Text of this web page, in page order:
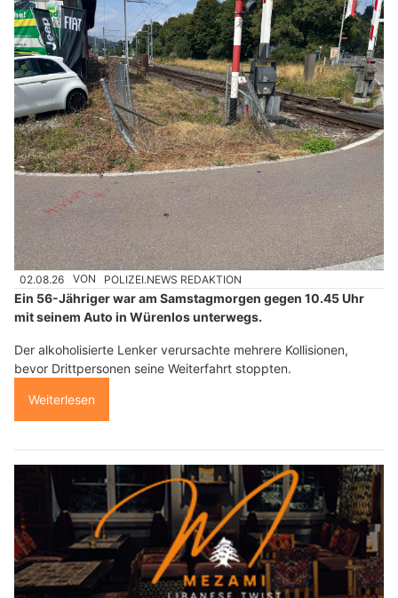
02.08.26 VON POLIZEI.NEWS REDAKTION
Ein 56-Jähriger war am Samstagmorgen gegen 10.45 Uhr
mit seinem Auto in Würenlos unterwegs.
Der alkoholisierte Lenker verursachte mehrere Kollisionen,
bevor Drittpersonen seine Weiterfahrt stoppten.
Weiterlesen